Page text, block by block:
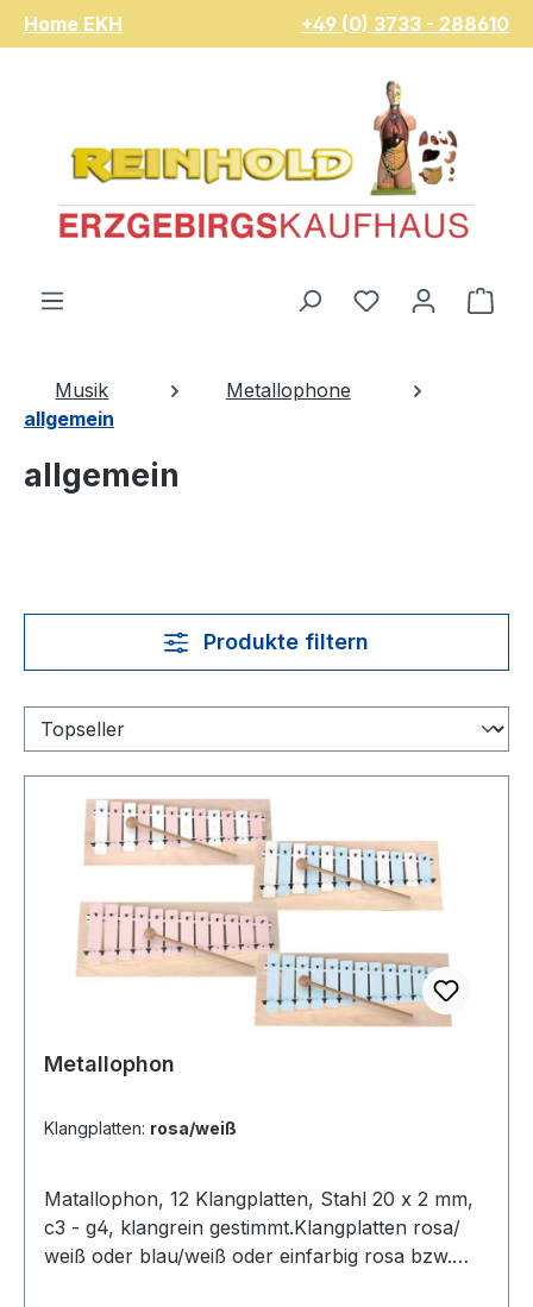
Zum Hauptinhalt springen
Home EKH +49 (0) 3733 - 288610
Du hast 0
Musik
Metallophone
allgemein
allgemein
Produkte filtern
Metallophon
Klangplatten: rosa/weiß
Matallophon, 12 Klangplatten, Stahl 20 x 2 mm,
c3 - g4, klangrein gestimmt.Klangplatten rosa/
weiß oder blau/weiß oder einfarbig rosa bzw.